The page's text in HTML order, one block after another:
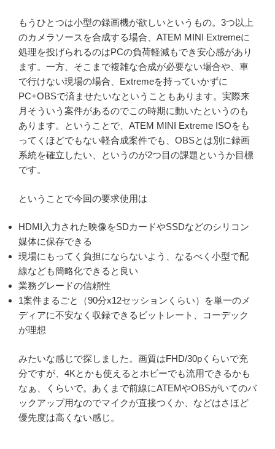
もうひとつは小型の録画機が欲しいというもの。3つ以上
のカメラソースを合成する場合、ATEM MINI Extremeに
処理を投げられるのはPCの負荷軽減もでき安心感があり
ます。一方、そこまで複雑な合成が必要ない場合や、車
で行けない現場の場合、Extremeを持っていかずに
PC+OBSで済ませたいなということもあります。実際来
月そういう案件があるのでこの時期に動いたというのも
あります。ということで、ATEM MINI Extreme ISOをも
ってくほどでもない軽合成案件でも、OBSとは別に録画
系統を確立したい、というのが2つ目の課題というか目標
です。
ということで今回の要求使用は
HDMI入力された映像をSDカードやSSDなどのシリコン
媒体に保存できる
現場にもってく負担にならないよう、なるべく小型で配
線なども簡略化できると良い
業務グレードの信頼性
1案件まるごと（90分x12セッションくらい）を単一のメ
ディアに不安なく収録できるビットレート、コーデック
が理想
みたいな感じで探しました。画質はFHD/30pくらいで充
分ですが、4Kとかも使えるとホビーでも流用できるかも
なぁ、くらいで。あくまで前線にATEMやOBSがいてのバ
ックアップ用なのでマイクが直接つくか、などはさほど
優先度は高くない感じ。